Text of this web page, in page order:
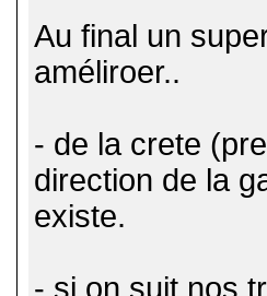
Au final un
améliroer..
- de la crete
direction de la
existe.
- si on suit nos